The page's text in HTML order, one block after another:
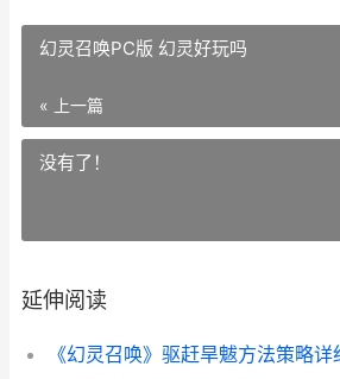
幻灵召唤PC版 幻灵好玩吗
« 上一篇
没有了！
延伸阅读